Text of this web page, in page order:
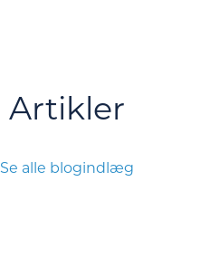
Artikler
Se alle blogindlæg